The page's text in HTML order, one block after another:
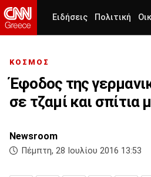
Ειδήσεις Πολιτική
ΚΟΣΜΟΣ
Έφοδος της
σε τζαμί και
Newsroom
Πέμπτη, 28 Ιουλίου 2016 13:53